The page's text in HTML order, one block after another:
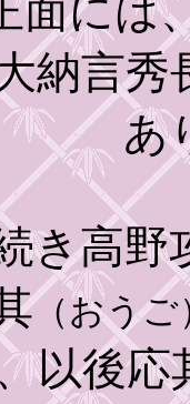
には
納言秀
あ
高野
（おうご
以後応